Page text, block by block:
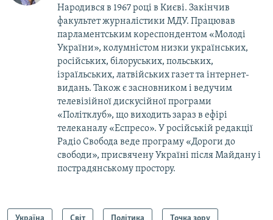
Народився в 1967 році в Києві. Закінчив
факультет журналістики МДУ. Працював
парламентським кореспондентом «Молоді
України», колумністом низки українських,
російських, білоруських, польських,
ізраїльських, латвійських газет та інтернет-
видань. Також є засновником і ведучим
телевізійної дискусійної програми
«Політклуб», що виходить зараз в ефірі
телеканалу «Еспресо». У російській редакції
Радіо Свобода веде програму «Дороги до
свободи», присвячену Україні після Майдану і
пострадянському простору.